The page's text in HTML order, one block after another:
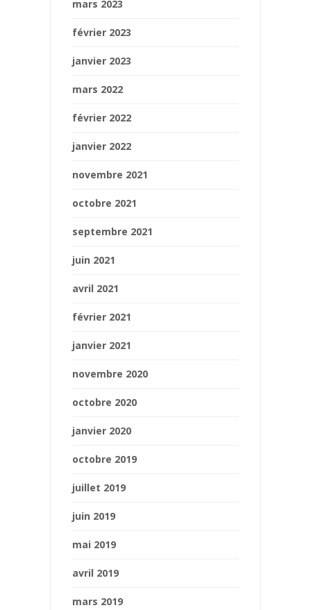
mars 2023
février 2023
janvier 2023
mars 2022
février 2022
janvier 2022
novembre 2021
octobre 2021
septembre 2021
juin 2021
avril 2021
février 2021
janvier 2021
novembre 2020
octobre 2020
janvier 2020
octobre 2019
juillet 2019
juin 2019
mai 2019
avril 2019
mars 2019